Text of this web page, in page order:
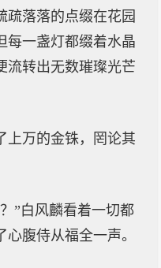
疏落落的点缀在花园
每一盏灯都缀着水晶
流转出无数璀璨光芒
上万的金铢，罔论其
”白风麟看着一切都
腹侍从福全一声。